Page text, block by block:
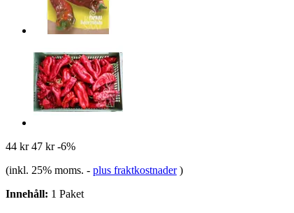
44 kr 47 kr -6%
(inkl. 25% moms. - plus fraktkostnader )
Innehåll: 1 Paket